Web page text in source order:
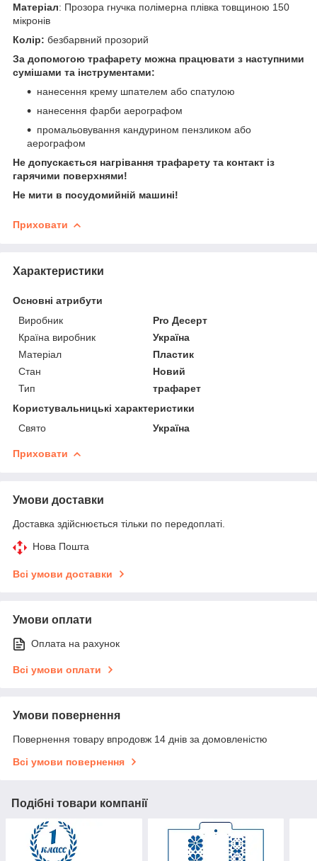
Матеріал: Прозора гнучка полімерна плівка товщиною 150
мікронів
Колір: безбарвний прозорий
За допомогою трафарету можна працювати з наступними
сумішами та інструментами:
нанесення крему шпателем або спатулою
нанесення фарби аерографом
промальовування кандурином пензликом або
аерографом
Не допускається нагрівання трафарету та контакт із
гарячими поверхнями!
Не мити в посудомийній машині!
Приховати
Характеристики
Основні атрибути
Виробник
Pro Десерт
Країна виробник
Україна
Матеріал
Пластик
Стан
Новий
Тип
трафарет
Користувальницькі характеристики
Свято
Україна
Приховати
Умови доставки
Доставка здійснюється тільки по передоплаті.
Нова Пошта
Всі умови доставки
Умови оплати
Оплата на рахунок
Всі умови оплати
Умови повернення
Повернення товару впродовж 14 днів за домовленістю
Всі умови повернення
Подібні товари компанії